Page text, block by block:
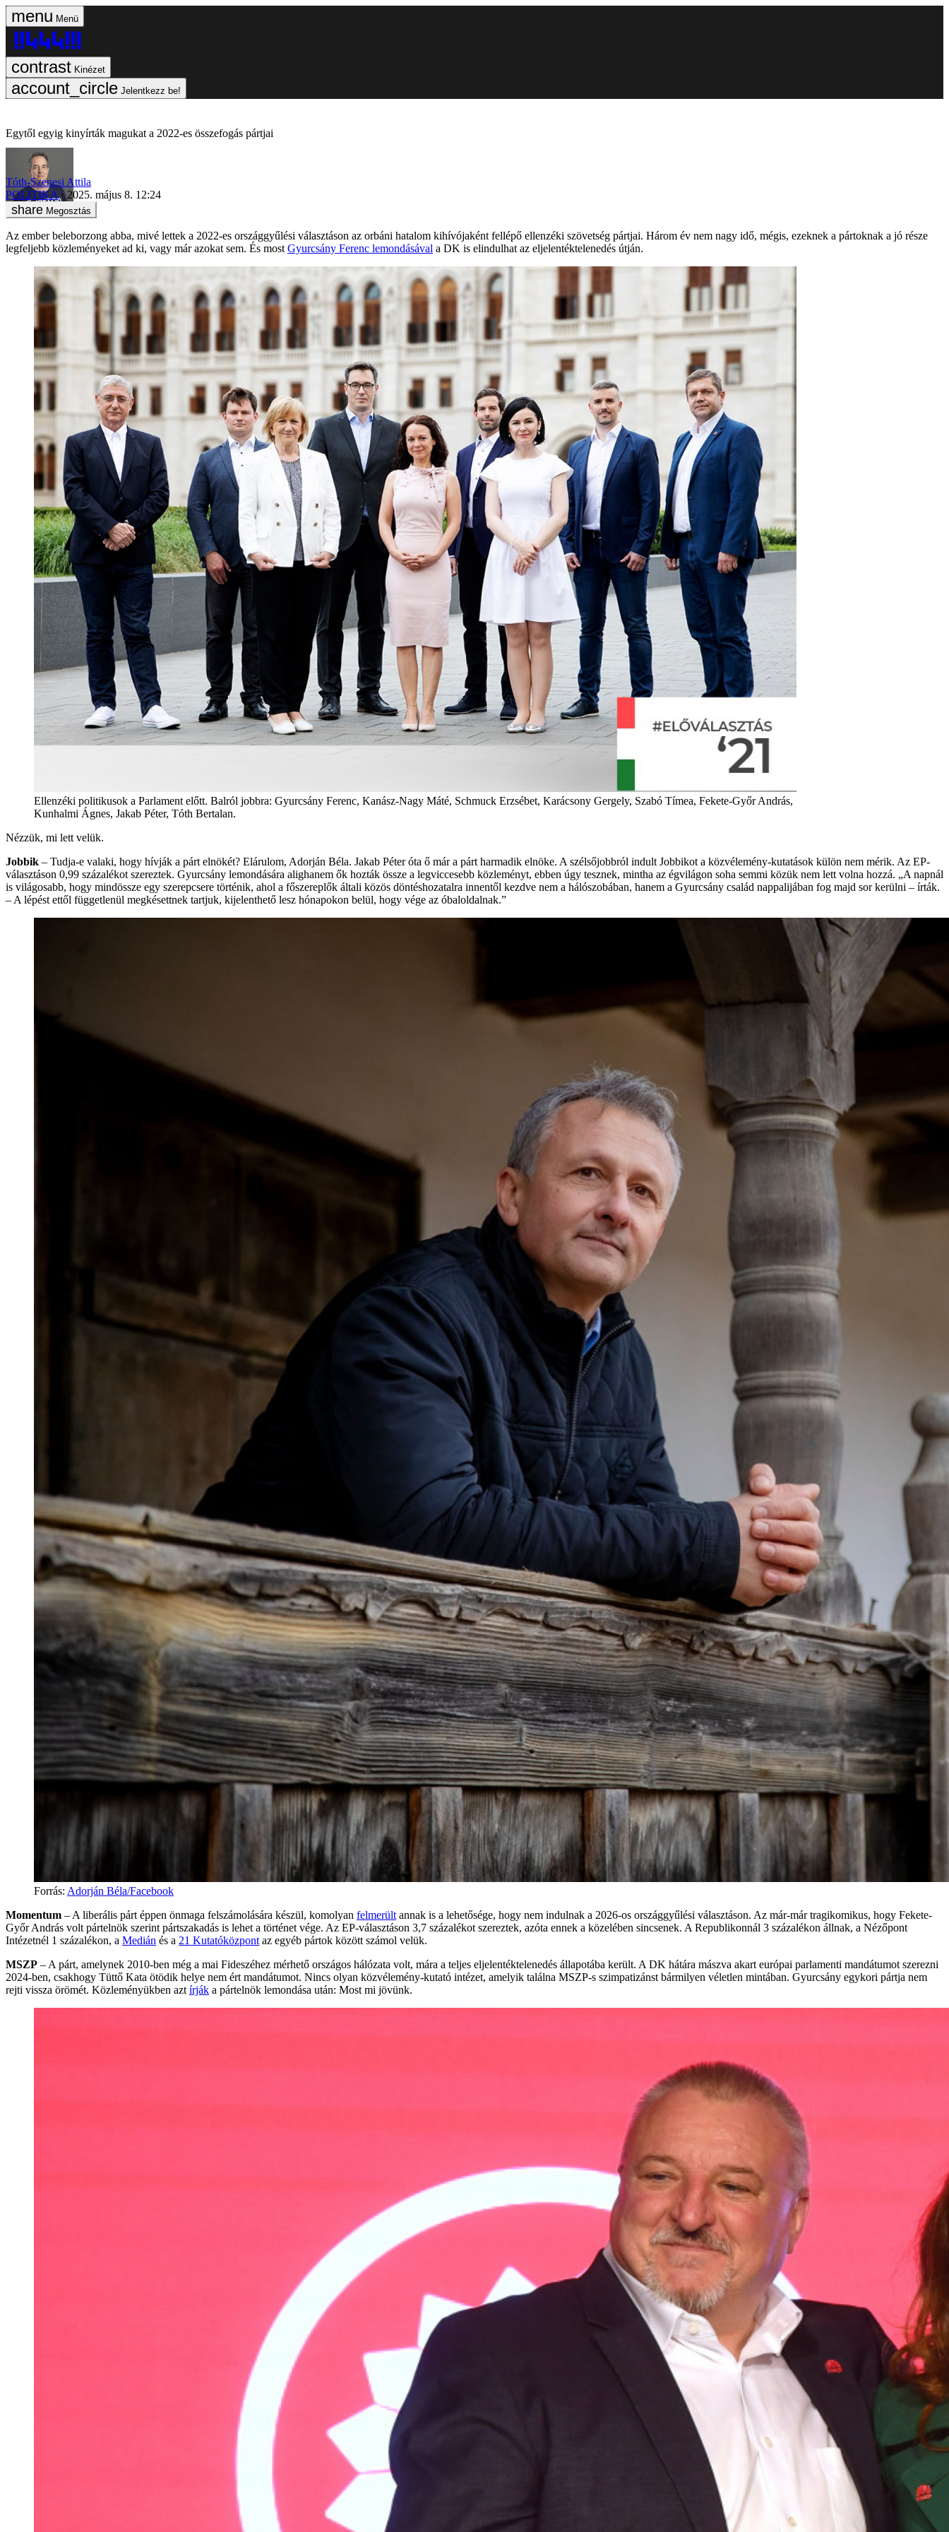
Menü
Kinézet
Jelentkezz be!
Egytől egyig kinyírták magukat a 2022-es összefogás pártjai
Tóth-Szenesi Attila
POLITIKA
2025. május 8. 12:24
Megosztás
Az ember beleborzong abba, mivé lettek a 2022-es országgyűlési választáson az orbáni hatalom kihívójaként fellépő ellenzéki szövetség pártjai. Három év nem nagy idő, mégis, ezeknek a pártoknak a jó része
legfeljebb közleményeket ad ki, vagy már azokat sem. És most Gyurcsány Ferenc lemondásával a DK is elindulhat az eljelentéktelenedés útján.
Ellenzéki politikusok a Parlament előtt. Balról jobbra: Gyurcsány Ferenc, Kanász-Nagy Máté, Schmuck Erzsébet, Karácsony Gergely, Szabó Tímea, Fekete-Győr András,
Kunhalmi Ágnes, Jakab Péter, Tóth Bertalan.
Nézzük, mi lett velük.
Jobbik – Tudja-e valaki, hogy hívják a párt elnökét? Elárulom, Adorján Béla. Jakab Péter óta ő már a párt harmadik elnöke. A szélsőjobbról indult Jobbikot a közvélemény-kutatások külön nem mérik. Az EP-
választáson 0,99 százalékot szereztek. Gyurcsány lemondására alighanem ők hozták össze a legviccesebb közleményt, ebben úgy tesznek, mintha az égvilágon soha semmi közük nem lett volna hozzá. „A napnál
is világosabb, hogy mindössze egy szerepcsere történik, ahol a főszereplők általi közös döntéshozatalra innentől kezdve nem a hálószobában, hanem a Gyurcsány család nappalijában fog majd sor kerülni – írták.
– A lépést ettől függetlenül megkésettnek tartjuk, kijelenthető lesz hónapokon belül, hogy vége az óbaloldalnak.”
Forrás: Adorján Béla/Facebook
Momentum – A liberális párt éppen önmaga felszámolására készül, komolyan felmerült annak is a lehetősége, hogy nem indulnak a 2026-os országgyűlési választáson. Az már-már tragikomikus, hogy Fekete-
Győr András volt pártelnök szerint pártszakadás is lehet a történet vége. Az EP-választáson 3,7 százalékot szereztek, azóta ennek a közelében sincsenek. A Republikonnál 3 százalékon állnak, a Nézőpont
Intézetnél 1 százalékon, a Medián és a 21 Kutatóközpont az egyéb pártok között számol velük.
MSZP – A párt, amelynek 2010-ben még a mai Fideszéhez mérhető országos hálózata volt, mára a teljes eljelentéktelenedés állapotába került. A DK hátára mászva akart európai parlamenti mandátumot szerezni
2024-ben, csakhogy Tüttő Kata ötödik helye nem ért mandátumot. Nincs olyan közvélemény-kutató intézet, amelyik találna MSZP-s szimpatizánst bármilyen véletlen mintában. Gyurcsány egykori pártja nem
rejti vissza örömét. Közleményükben azt írják a pártelnök lemondása után: Most mi jövünk.